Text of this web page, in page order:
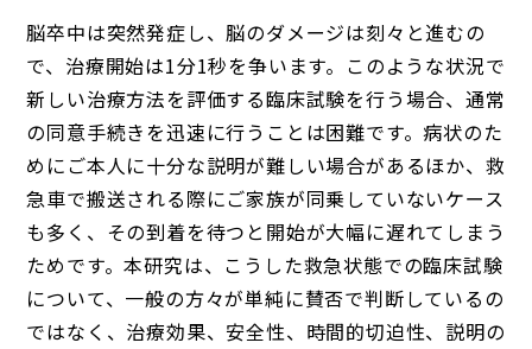
脳卒中は突然発症し、脳のダメージは刻々と進むの
で、治療開始は1分1秒を争います。このような状況で
新しい治療方法を評価する臨床試験を行う場合、通常
の同意手続きを迅速に行うことは困難です。病状のた
めにご本人に十分な説明が難しい場合があるほか、救
急車で搬送される際にご家族が同乗していないケース
も多く、その到着を待つと開始が大幅に遅れてしまう
ためです。本研究は、こうした救急状態での臨床試験
について、一般の方々が単純に賛否で判断しているの
ではなく、治療効果、安全性、時間的切迫性、説明の